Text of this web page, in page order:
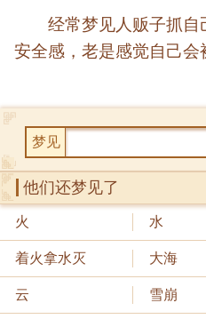
经常梦见人贩子抓自
安全感，老是感觉自己会
梦见
他们还梦见了
火 水
着火拿水灭 大海
云 雪崩